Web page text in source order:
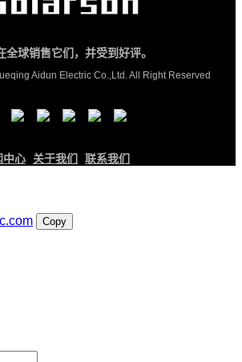
全球销售它们，并受到好评。
Aidun Electric Co.,Ltd. All Right Reserved
中心 关于我们 联系我们
Copy